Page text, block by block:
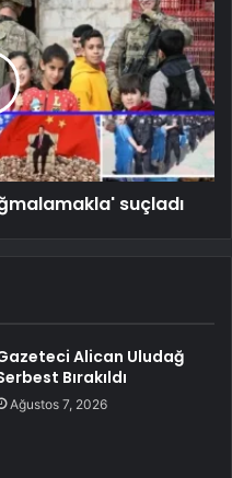
suçladı
Alican Uludağ
Bırakıldı
Ağustos 7, 2026